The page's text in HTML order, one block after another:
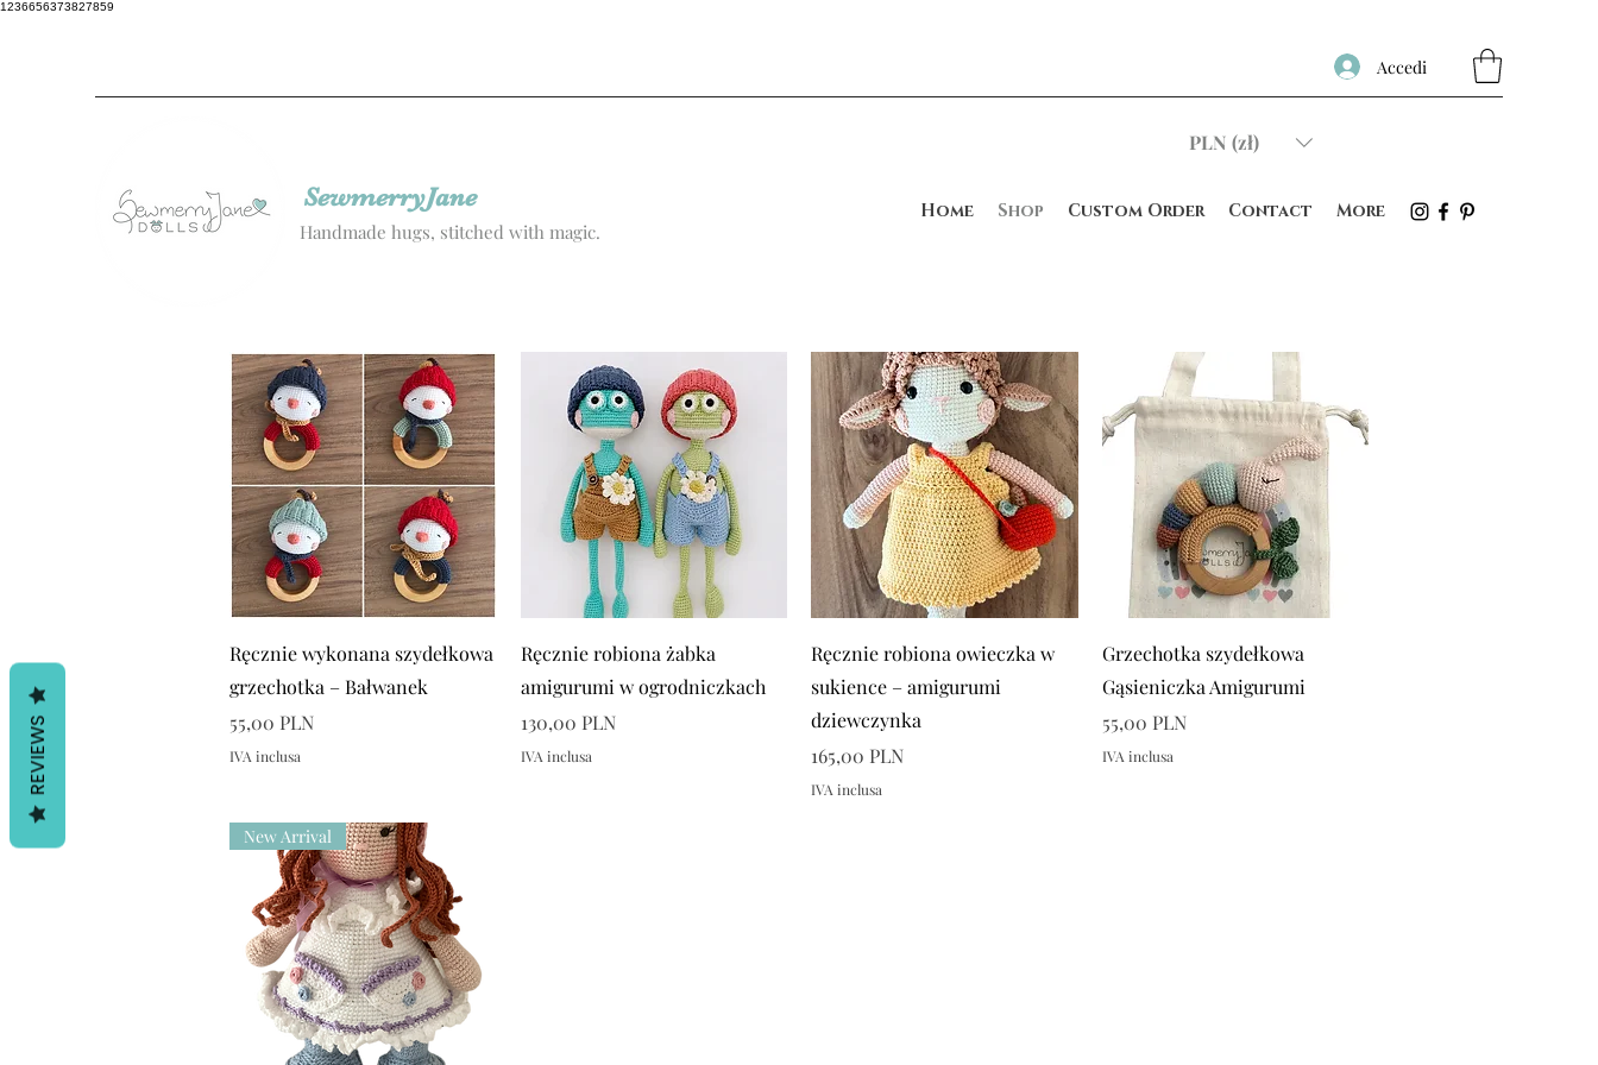
1236656373827859
Accedi
SewmerryJane
Handmade hugs, stitched with magic.
PLN (zł)
Home Shop Custom Order Contact More
Vista rapida
Ręcznie wykonana szydełkowa
grzechotka – Bałwanek
Prezzo
55,00 PLN
IVA inclusa
Vista rapida
Ręcznie robiona żabka
amigurumi w ogrodniczkach
Prezzo
130,00 PLN
IVA inclusa
Vista rapida
Ręcznie robiona owieczka w
sukience – amigurumi
dziewczynka
Prezzo
165,00 PLN
IVA inclusa
Vista rapida
Grzechotka szydełkowa
Gąsieniczka Amigurumi
Prezzo
55,00 PLN
IVA inclusa
New Arrival
REVIEWS